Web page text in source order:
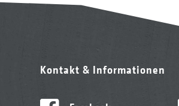
Kontakt & Informationen